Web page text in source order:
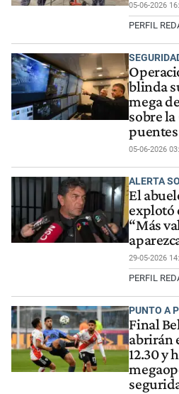
05-06-2026
PERFIL
blinda
mega
sobre la
05-06-2026
ALERTA
El
explotó
“Más
29-05-2026
PERFIL
PUNTO A
Final
abrirán
12.30 y